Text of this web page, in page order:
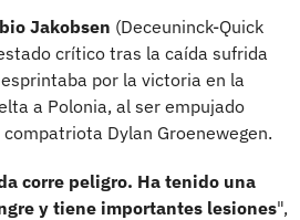
Jakobsen (Deceuninck-Quick
crítico tras la caída sufrida
por la victoria en la
a Polonia, al ser empujado
Dylan Groenewegen.
corre peligro. Ha tenido una
y tiene importantes lesiones",